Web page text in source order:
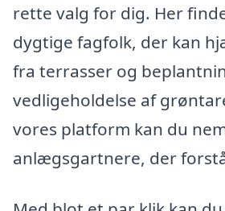
rette valg for dig. Her
dygtige fagfolk, der kan
fra terrasser og
vedligeholdelse af
vores platform kan du
anlægsgartnere, der